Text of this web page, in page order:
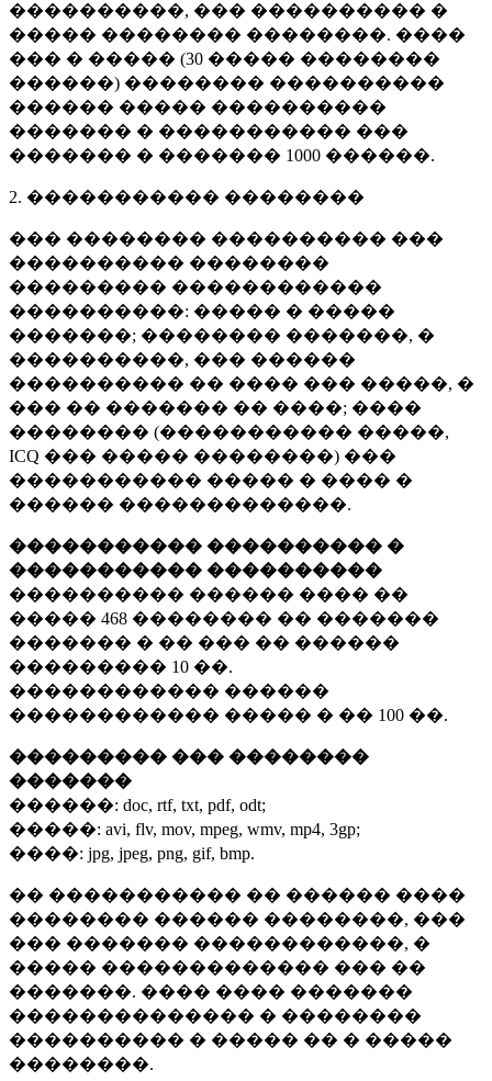
����������, ��� ���������� �
����� �������� ��������. ����
��� � ����� (30 ����� ��������
������) �������� ����������
������ ����� ����������
������� � ����������� ���
������� � ������� 1000 ������.
2. ����������� ��������
��� �������� ���������� ���
���������� ��������
��������� ������������
����������: ����� � �����
�������; �������� �������, �
����������, ��� ������
���������� �� ���� ��� �����, �
��� �� ������� �� ����; ����
�������� (����������� �����,
ICQ ��� ����� ��������) ���
����������� ����� � ���� �
������ �������������.
����������� ���������� �
����������� ����������
���������� ������ ���� ��
����� 468 �������� �� �������
������� � �� ��� �� ������
��������� 10 ��.
������������ ������
������������ ����� � �� 100 ��.
��������� ��� ��������
�������
������: doc, rtf, txt, pdf, odt;
�����: avi, flv, mov, mpeg, wmv, mp4, 3gp;
����: jpg, jpeg, png, gif, bmp.
�� ����������� �� ������ ����
�������� ������ ��������, ���
��� ������� ������������, �
����� ������������� ��� ��
�������. ���� ���� �������
�������������� � ��������
���������� � ����� �� � �����
��������.